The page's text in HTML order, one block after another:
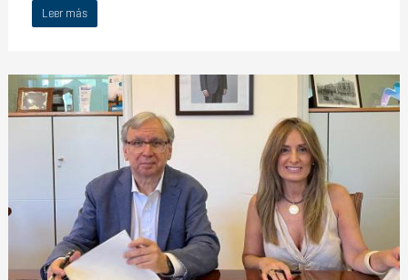
Leer más